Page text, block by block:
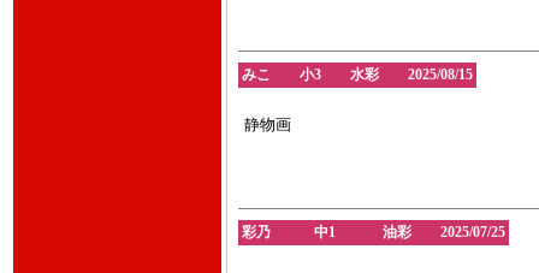
みこ 小3 水彩 2025/08/15
静物画
彩乃 中1 油彩 2025/07/25